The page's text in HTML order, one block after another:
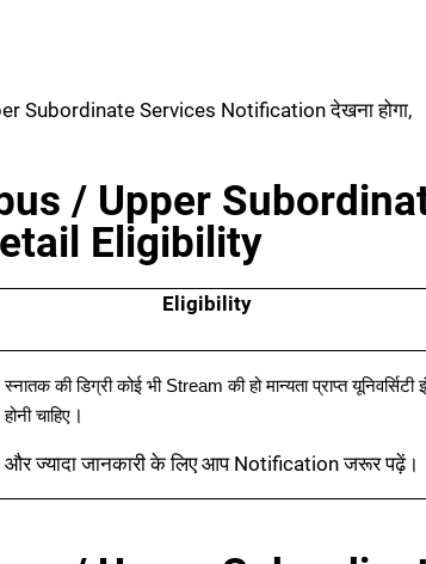
Subordinate Services Notification देखना होगा,
/ Upper
Eligibility
Eligibility
स्नातक की डिग्री कोई भी Streamकी हो मान्यता प्राप्त यूनिवर्सिटी
होनी चाहिए ।
और ज्यादा जानकारी के लिए आप Notificationजरूर पढ़ें।